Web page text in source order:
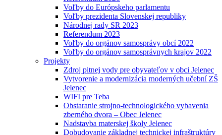
Voľby do Európskeho parlamentu
Voľby prezidenta Slovenskej republiky
Národnej rady SR 2023
Referendum 2023
Voľby do orgánov samosprávy obcí 2022
Voľby do orgánov samosprávnych krajov 2022
Projekty
Zdroj pitnej vody pre obyvateľov v obci Jelenec
Vytvorenie a modernizácia moderných učební ZŠ
Jelenec
WIFI pre Teba
Obstaranie strojno-technologického vybavenia
zberného dvora – Obec Jelenec
Nadstavba materskej školy Jelenec
Dobudovanie základnej technickej infraštruktúry